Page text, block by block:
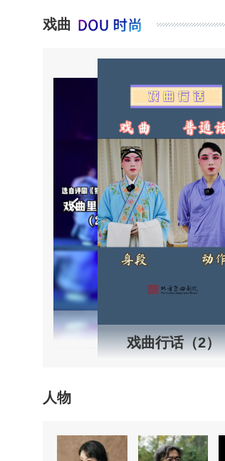
戏曲
戏曲行话（2）
人物